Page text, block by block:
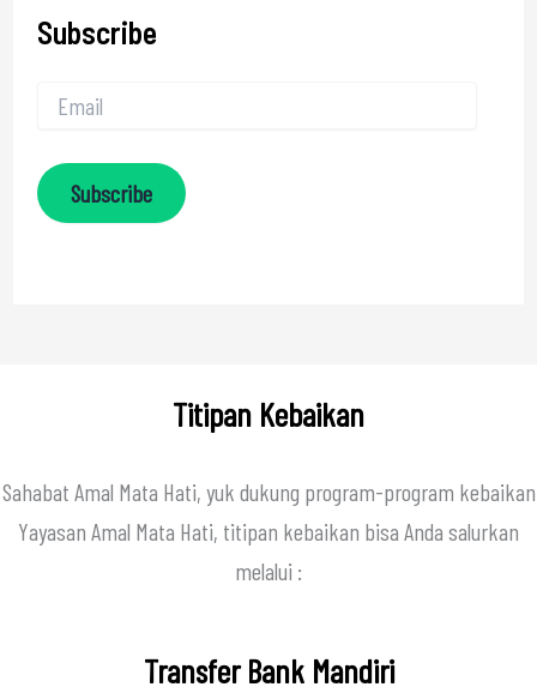
Subscribe
Subscribe
Titipan Kebaikan
Sahabat Amal Mata Hati, yuk dukung program-program kebaikan
Yayasan Amal Mata Hati, titipan kebaikan bisa Anda salurkan
melalui :
Transfer Bank Mandiri